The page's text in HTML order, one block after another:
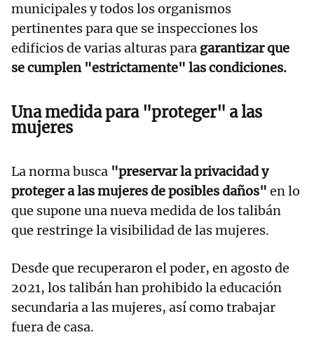
municipales y todos los organismos
pertinentes para que se inspecciones los
edificios de varias alturas para garantizar que
se cumplen "estrictamente" las condiciones.
Una medida para "proteger" a las
mujeres
La norma busca "preservar la privacidad y
proteger a las mujeres de posibles daños" en lo
que supone una nueva medida de los talibán
que restringe la visibilidad de las mujeres.
Desde que recuperaron el poder, en agosto de
2021, los talibán han prohibido la educación
secundaria a las mujeres, así como trabajar
fuera de casa.